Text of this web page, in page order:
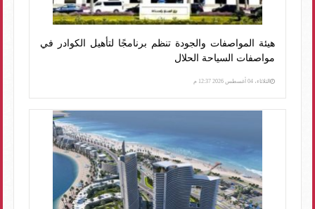
هيئة المواصفات والجودة تنظم برنامجًا لتأهيل الكوادر في
مواصفات السياحة الحلال
الثلاثاء، 04 أغسطس 2026 12:37 م